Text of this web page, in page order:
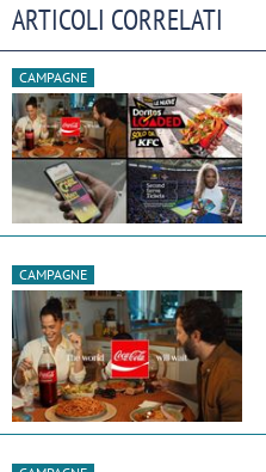
ARTICOLI CORRELATI
CAMPAGNE
CAMPAGNE